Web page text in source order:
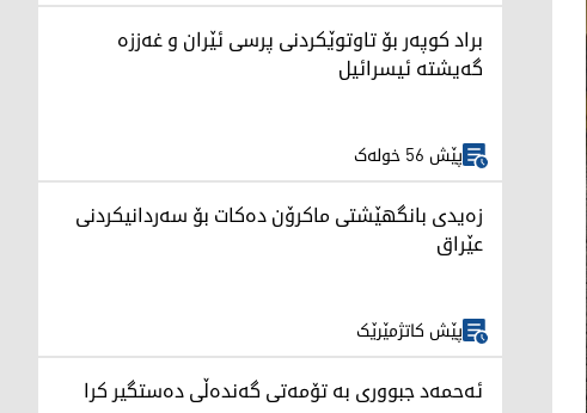
براد کوپەر بۆ تاوتوێکردنی پرسی ئێران و غەززە
گەیشتە ئیسرائیل
پێش 56 خولەک
زەیدی بانگهێشتی ماکرۆن دەکات بۆ سەردانیکردنی
عێراق
پێش کاتژمێرێک
ئەحمەد جبووری بە تۆمەتی گەندەڵی دەستگیر کرا